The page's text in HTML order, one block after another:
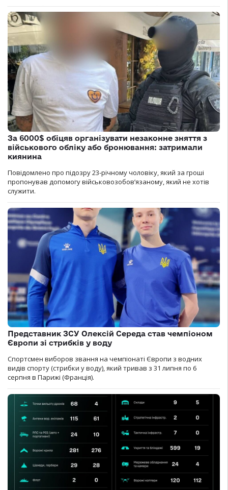
За 6000$ обіцяв організувати незаконне зняття з
військового обліку або бронювання: затримали
киянина
Повідомлено про підозру 23-річному чоловіку, який за гроші
пропонував допомогу військовозобов’язаному, який не хотів
служити.
Представник ЗСУ Олексій Середа став чемпіоном
Європи зі стрибків у воду
Спортсмен виборов звання на чемпіонаті Європи з водних
видів спорту (стрибки у воду), який тривав з 31 липня по 6
серпня в Парижі (Франція).